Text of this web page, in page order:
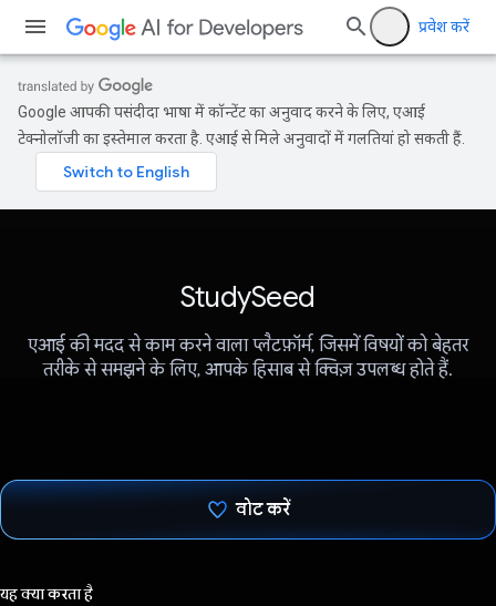
प्रवेश करें
Google आपकी पसंदीदा भाषा में कॉन्टेंट का अनुवाद करने के लिए, एआई
टेक्नोलॉजी का इस्तेमाल करता है. एआई से मिले अनुवादों में गलतियां हो सकती हैं.
StudySeed
एआई की मदद से काम करने वाला प्लैटफ़ॉर्म, जिसमें विषयों को बेहतर
तरीके से समझने के लिए, आपके हिसाब से क्विज़ उपलब्ध होते हैं.
वोट करें
यह क्या करता है